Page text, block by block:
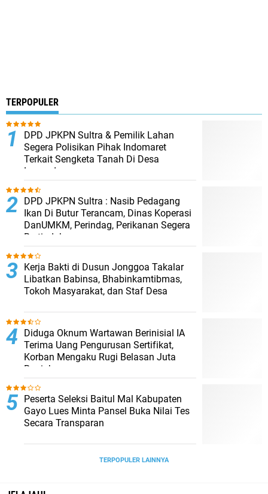
TERPOPULER
DPD JPKPN Sultra & Pemilik Lahan
Segera Polisikan Pihak Indomaret
Terkait Sengketa Tanah Di Desa
Lapandewa
DPD JPKPN Sultra : Nasib Pedagang
Ikan Di Butur Terancam, Dinas Koperasi
DanUMKM, Perindag, Perikanan Segera
Bertindak
Kerja Bakti di Dusun Jonggoa Takalar
Libatkan Babinsa, Bhabinkamtibmas,
Tokoh Masyarakat, dan Staf Desa
Diduga Oknum Wartawan Berinisial IA
Terima Uang Pengurusan Sertifikat,
Korban Mengaku Rugi Belasan Juta
Rupiah
Peserta Seleksi Baitul Mal Kabupaten
Gayo Lues Minta Pansel Buka Nilai Tes
Secara Transparan
TERPOPULER LAINNYA